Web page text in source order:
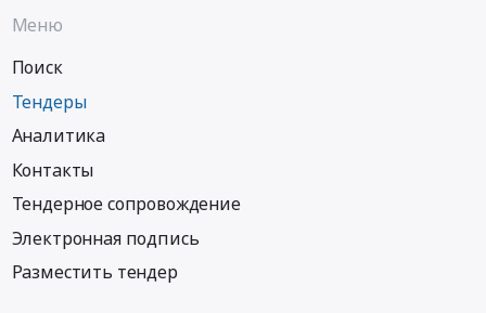
Меню
Поиск
Тендеры
Аналитика
Контакты
Тендерное сопровождение
Электронная подпись
Разместить тендер